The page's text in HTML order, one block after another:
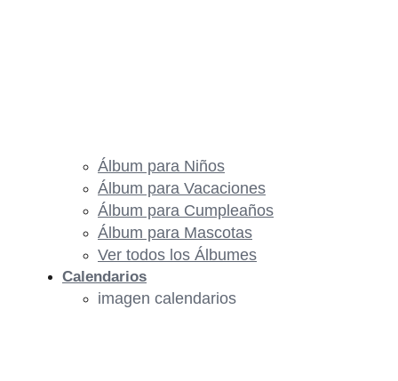
Álbum para Niños
Álbum para Vacaciones
Álbum para Cumpleaños
Álbum para Mascotas
Ver todos los Álbumes
Calendarios
imagen calendarios